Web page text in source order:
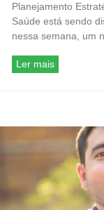
Planejamento
Saúde está sendo
nessa semana, um
Ler mais